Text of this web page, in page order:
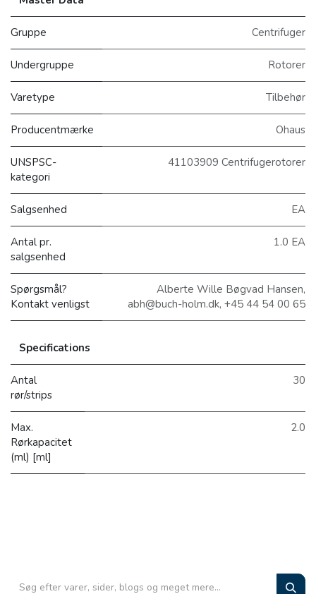
Gruppe Centrifuger
Undergruppe Rotorer
Varetype Tilbehør
Producentmærke Ohaus
UNSPSC-
kategori
41103909 Centrifugerotorer
Salgsenhed EA
Antal pr.
salgsenhed
1.0 EA
Spørgsmål?
Kontakt venligst
Alberte Wille Bøgvad Hansen,
abh@buch-holm.dk, +45 44 54 00 65
Specifications
Antal
rør/strips
30
Max.
Rørkapacitet
(ml) [ml]
2.0